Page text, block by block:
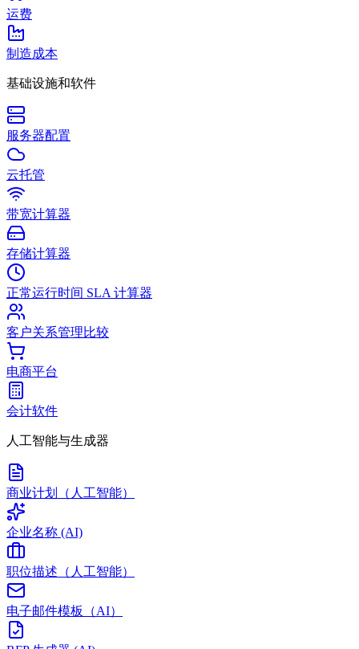
运费
制造成本
基础设施和软件
服务器配置
云托管
带宽计算器
存储计算器
正常运行时间 SLA 计算器
客户关系管理比较
电商平台
会计软件
人工智能与生成器
商业计划（人工智能）
企业名称 (AI)
职位描述（人工智能）
电子邮件模板（AI）